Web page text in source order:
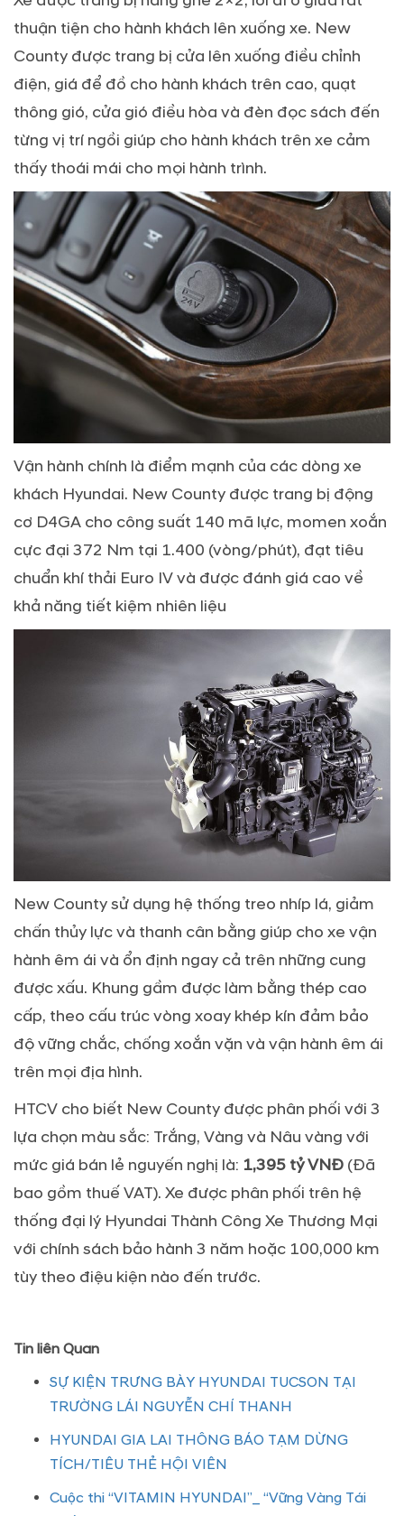
thuận tiện cho hành khách lên xuống xe. New
County được trang bị cửa lên xuống điều chỉnh
điện, giá để đồ cho hành khách trên cao, quạt
thông gió, cửa gió điều hòa và đèn đọc sách đến
từng vị trí ngồi giúp cho hành khách trên xe cảm
thấy thoái mái cho mọi hành trình.
Vận hành chính là điểm mạnh của các dòng xe
khách Hyundai. New County được trang bị động
cơ D4GA cho công suất 140 mã lực, momen xoắn
cực đại 372 Nm tại 1.400 (vòng/phút), đạt tiêu
chuẩn khí thải Euro IV và được đánh giá cao về
khả năng tiết kiệm nhiên liệu
New County sử dụng hệ thống treo nhíp lá, giảm
chấn thủy lực và thanh cân bằng giúp cho xe vận
hành êm ái và ổn định ngay cả trên những cung
được xấu. Khung gầm được làm bằng thép cao
cấp, theo cấu trúc vòng xoay khép kín đảm bảo
độ vững chắc, chống xoắn vặn và vận hành êm ái
trên mọi địa hình.
HTCV cho biết New County được phân phối với 3
lựa chọn màu sắc: Trắng, Vàng và Nâu vàng với
mức giá bán lẻ nguyến nghị là: 1,395 tỷVNĐ (Đã
bao gồm thuế VAT). Xe được phân phối trên hệ
thống đại lý Hyundai Thành Công Xe Thương Mại
với chính sách bảo hành 3 năm hoặc 100,000 km
tùy theo điệu kiện nào đến trước.
Tin liên Quan
SỰ KIỆN TRƯNG BÀY HYUNDAI TUCSON TẠI
TRƯỜNG LÁI NGUYỄN CHÍ THANH
HYUNDAI GIA LAI THÔNG BÁO TẠM DỪNG
TÍCH/TIÊU THẺ HỘI VIÊN
Cuộc thi “VITAMIN HYUNDAI”_ “Vững Vàng Tái